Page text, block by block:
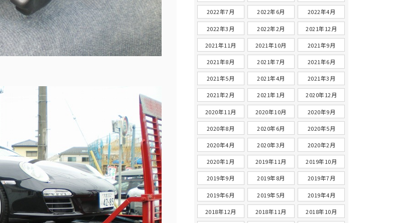
2022年7月 2022年6月 2022年4月
2022年3月 2022年2月 2021年12月
2021年11月 2021年10月 2021年9月
2021年8月 2021年7月 2021年6月
2021年5月 2021年4月 2021年3月
2021年2月 2021年1月 2020年12月
2020年11月 2020年10月 2020年9月
2020年8月 2020年6月 2020年5月
2020年4月 2020年3月 2020年2月
2020年1月 2019年11月 2019年10月
2019年9月 2019年8月 2019年7月
2019年6月 2019年5月 2019年4月
2018年12月 2018年11月 2018年10月